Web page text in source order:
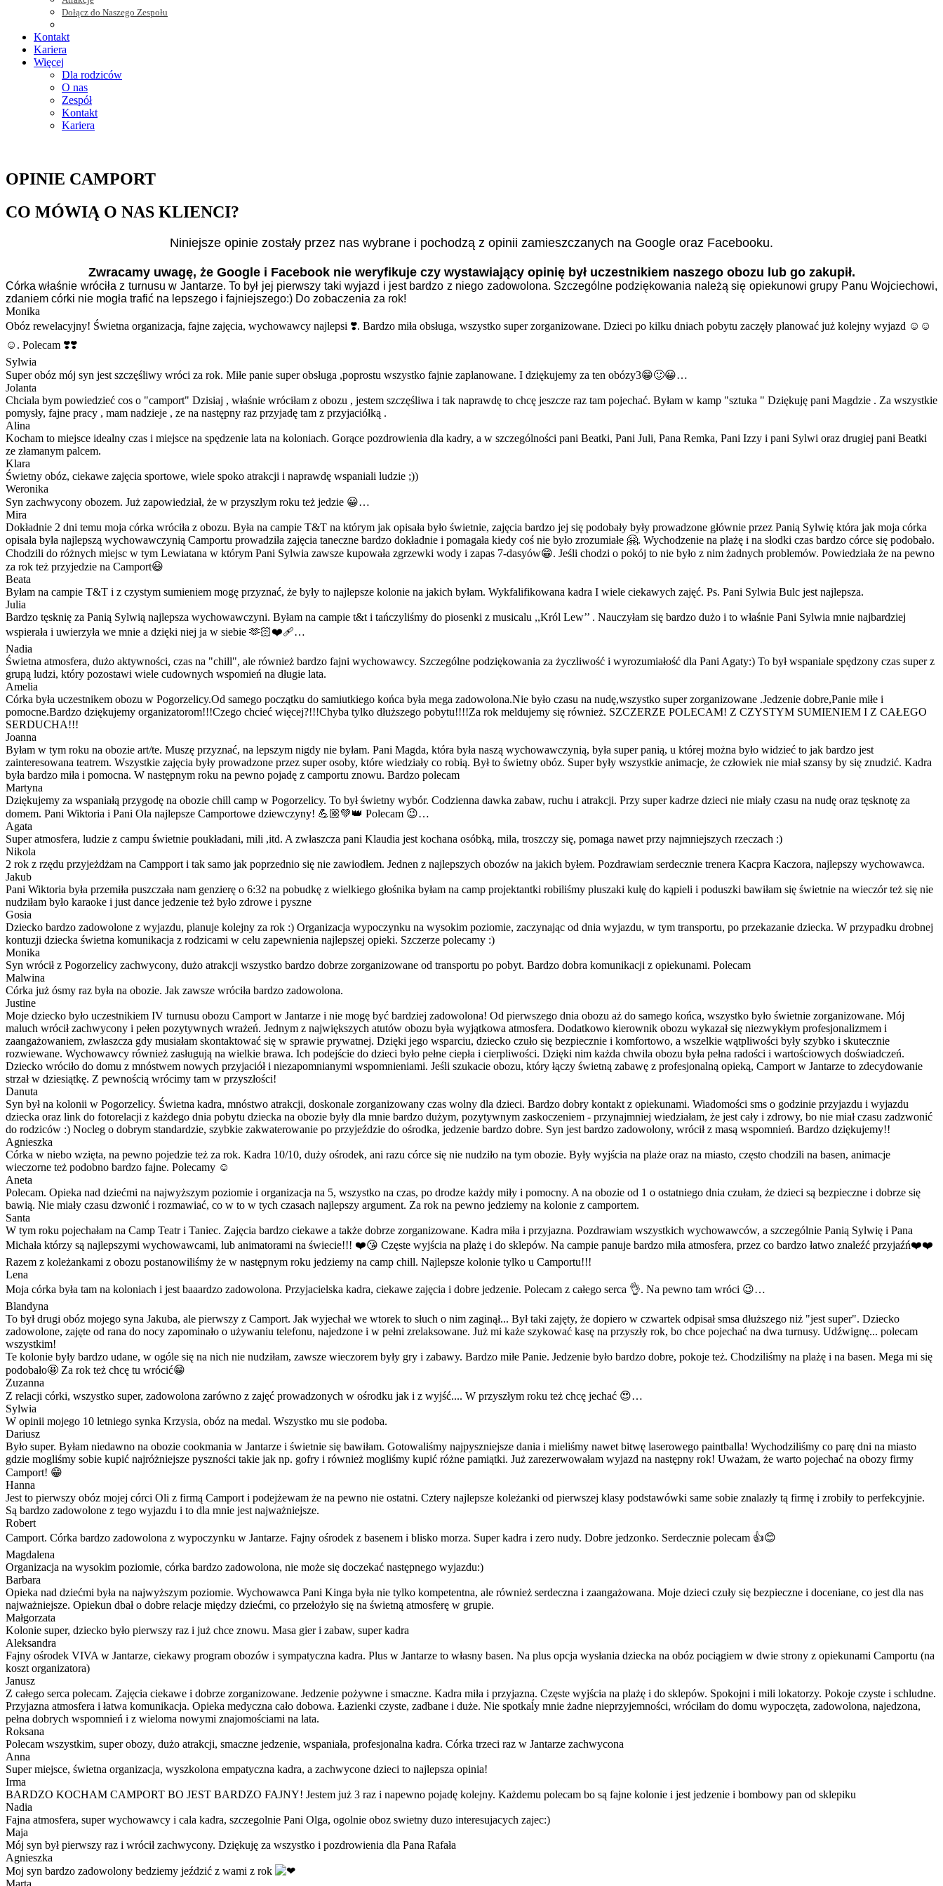
Dołącz do Naszego Zespołu
Kontakt
Kariera
Więcej
Dla rodziców
O nas
Zespół
Kontakt
Kariera
OPINIE CAMPORT
CO MÓWIĄ O NAS KLIENCI?
Niniejsze opinie zostały przez nas wybrane i pochodzą z opinii zamieszczanych na Google oraz Facebooku.
Zwracamy uwagę, że Google i Facebook nie weryfikuje czy wystawiający opinię był uczestnikiem naszego obozu lub go zakupił.
Córka właśnie wróciła z turnusu w Jantarze. To był jej pierwszy taki wyjazd i jest bardzo z niego zadowolona. Szczególne podziękowania należą się opiekunowi grupy Panu Wojciechowi,
zdaniem córki nie mogła trafić na lepszego i fajniejszego:) Do zobaczenia za rok!
Monika
Obóz rewelacyjny! Świetna organizacja, fajne zajęcia, wychowawcy najlepsi ❣️. Bardzo miła obsługa, wszystko super zorganizowane. Dzieci po kilku dniach pobytu zaczęły planować już kolejny wyjazd ☺️☺️
☺️. Polecam ❣️❣️
Sylwia
Super obóz mój syn jest szczęśliwy wróci za rok. Miłe panie super obsługa ,poprostu wszystko fajnie zaplanowane. I dziękujemy za ten obózy3😁🙂😀…
Jolanta
Chciala bym powiedzieć cos o "camport" Dzisiaj , właśnie wróciłam z obozu , jestem szczęśliwa i tak naprawdę to chcę jeszcze raz tam pojechać. Byłam w kamp "sztuka " Dziękuję pani Magdzie . Za wszystkie
pomysły, fajne pracy , mam nadzieje , ze na następny raz przyjadę tam z przyjaciółką .
Alina
Kocham to miejsce idealny czas i miejsce na spędzenie lata na koloniach. Gorące pozdrowienia dla kadry, a w szczególności pani Beatki, Pani Juli, Pana Remka, Pani Izzy i pani Sylwi oraz drugiej pani Beatki
ze złamanym palcem.
Klara
Świetny obóz, ciekawe zajęcia sportowe, wiele spoko atrakcji i naprawdę wspaniali ludzie ;))
Weronika
Syn zachwycony obozem. Już zapowiedział, że w przyszłym roku też jedzie 😀…
Mira
Dokładnie 2 dni temu moja córka wróciła z obozu. Była na campie T&T na którym jak opisała było świetnie, zajęcia bardzo jej się podobały były prowadzone głównie przez Panią Sylwię która jak moja córka
opisała była najlepszą wychowawczynią Camportu prowadziła zajęcia taneczne bardzo dokładnie i pomagała kiedy coś nie było zrozumiałe 🤗. Wychodzenie na plażę i na słodki czas bardzo córce się podobało.
Chodzili do różnych miejsc w tym Lewiatana w którym Pani Sylwia zawsze kupowała zgrzewki wody i zapas 7-dasyów😁. Jeśli chodzi o pokój to nie było z nim żadnych problemów. Powiedziała że na pewno
za rok też przyjedzie na Camport😃
Beata
Byłam na campie T&T i z czystym sumieniem mogę przyznać, że były to najlepsze kolonie na jakich byłam. Wykfalifikowana kadra I wiele ciekawych zajęć. Ps. Pani Sylwia Bulc jest najlepsza.
Julia
Bardzo tęsknię za Panią Sylwią najlepsza wychowawczyni. Byłam na campie t&t i tańczyliśmy do piosenki z musicalu ,,Król Lew’’ . Nauczyłam się bardzo dużo i to właśnie Pani Sylwia mnie najbardziej
wspierała i uwierzyła we mnie a dzięki niej ja w siebie 🫶🏻❤️‍🩹…
Nadia
Świetna atmosfera, dużo aktywności, czas na "chill", ale również bardzo fajni wychowawcy. Szczególne podziękowania za życzliwość i wyrozumiałość dla Pani Agaty:) To był wspaniale spędzony czas super z
grupą ludzi, który pozostawi wiele cudownych wspomień na długie lata.
Amelia
Córka była uczestnikem obozu w Pogorzelicy.Od samego początku do samiutkiego końca była mega zadowolona.Nie było czasu na nudę,wszystko super zorganizowane .Jedzenie dobre,Panie miłe i
pomocne.Bardzo dziękujemy organizatorom!!!Czego chcieć więcej?!!!Chyba tylko dłuższego pobytu!!!!Za rok meldujemy się również. SZCZERZE POLECAM! Z CZYSTYM SUMIENIEM I Z CAŁEGO
SERDUCHA!!!
Joanna
Byłam w tym roku na obozie art/te. Muszę przyznać, na lepszym nigdy nie byłam. Pani Magda, która była naszą wychowawczynią, była super panią, u której można było widzieć to jak bardzo jest
zainteresowana teatrem. Wszystkie zajęcia były prowadzone przez super osoby, które wiedziały co robią. Był to świetny obóz. Super były wszystkie animacje, że człowiek nie miał szansy by się znudzić. Kadra
była bardzo miła i pomocna. W następnym roku na pewno pojadę z camportu znowu. Bardzo polecam
Martyna
Dziękujemy za wspaniałą przygodę na obozie chill camp w Pogorzelicy. To był świetny wybór. Codzienna dawka zabaw, ruchu i atrakcji. Przy super kadrze dzieci nie miały czasu na nudę oraz tęsknotę za
domem. Pani Wiktoria i Pani Ola najlepsze Camportowe dziewczyny! 💪🏼💚👑 Polecam 😉…
Agata
Super atmosfera, ludzie z campu świetnie poukładani, mili ,itd. A zwłaszcza pani Klaudia jest kochana osóbką, mila, troszczy się, pomaga nawet przy najmniejszych rzeczach :)
Nikola
2 rok z rzędu przyjeżdżam na Campport i tak samo jak poprzednio się nie zawiodłem. Jednen z najlepszych obozów na jakich byłem. Pozdrawiam serdecznie trenera Kacpra Kaczora, najlepszy wychowawca.
Jakub
Pani Wiktoria była przemiła puszczała nam genzierę o 6:32 na pobudkę z wielkiego głośnika byłam na camp projektantki robiliśmy pluszaki kulę do kąpieli i poduszki bawiłam się świetnie na wieczór też się nie
nudziłam było karaoke i just dance jedzenie też było zdrowe i pyszne
Gosia
Dziecko bardzo zadowolone z wyjazdu, planuje kolejny za rok :) Organizacja wypoczynku na wysokim poziomie, zaczynając od dnia wyjazdu, w tym transportu, po przekazanie dziecka. W przypadku drobnej
kontuzji dziecka świetna komunikacja z rodzicami w celu zapewnienia najlepszej opieki. Szczerze polecamy :)
Monika
Syn wrócił z Pogorzelicy zachwycony, dużo atrakcji wszystko bardzo dobrze zorganizowane od transportu po pobyt. Bardzo dobra komunikacji z opiekunami. Polecam
Malwina
Córka już ósmy raz była na obozie. Jak zawsze wróciła bardzo zadowolona.
Justine
Moje dziecko było uczestnikiem IV turnusu obozu Camport w Jantarze i nie mogę być bardziej zadowolona! Od pierwszego dnia obozu aż do samego końca, wszystko było świetnie zorganizowane. Mój
maluch wrócił zachwycony i pełen pozytywnych wrażeń. Jednym z największych atutów obozu była wyjątkowa atmosfera. Dodatkowo kierownik obozu wykazał się niezwykłym profesjonalizmem i
zaangażowaniem, zwłaszcza gdy musiałam skontaktować się w sprawie prywatnej. Dzięki jego wsparciu, dziecko czuło się bezpiecznie i komfortowo, a wszelkie wątpliwości były szybko i skutecznie
rozwiewane. Wychowawcy również zasługują na wielkie brawa. Ich podejście do dzieci było pełne ciepła i cierpliwości. Dzięki nim każda chwila obozu była pełna radości i wartościowych doświadczeń.
Dziecko wróciło do domu z mnóstwem nowych przyjaciół i niezapomnianymi wspomnieniami. Jeśli szukacie obozu, który łączy świetną zabawę z profesjonalną opieką, Camport w Jantarze to zdecydowanie
strzał w dziesiątkę. Z pewnością wrócimy tam w przyszłości!
Danuta
Syn był na kolonii w Pogorzelicy. Świetna kadra, mnóstwo atrakcji, doskonale zorganizowany czas wolny dla dzieci. Bardzo dobry kontakt z opiekunami. Wiadomości sms o godzinie przyjazdu i wyjazdu
dziecka oraz link do fotorelacji z każdego dnia pobytu dziecka na obozie były dla mnie bardzo dużym, pozytywnym zaskoczeniem - przynajmniej wiedziałam, że jest cały i zdrowy, bo nie miał czasu zadzwonić
do rodziców :) Nocleg o dobrym standardzie, szybkie zakwaterowanie po przyjeździe do ośrodka, jedzenie bardzo dobre. Syn jest bardzo zadowolony, wrócił z masą wspomnień. Bardzo dziękujemy!!
Agnieszka
Córka w niebo wzięta, na pewno pojedzie też za rok. Kadra 10/10, duży ośrodek, ani razu córce się nie nudziło na tym obozie. Były wyjścia na plaże oraz na miasto, często chodzili na basen, animacje
wieczorne też podobno bardzo fajne. Polecamy ☺️
Aneta
Polecam. Opieka nad dziećmi na najwyższym poziomie i organizacja na 5, wszystko na czas, po drodze każdy miły i pomocny. A na obozie od 1 o ostatniego dnia czułam, że dzieci są bezpieczne i dobrze się
bawią. Nie miały czasu dzwonić i rozmawiać, co w to w tych czasach najlepszy argument. Za rok na pewno jedziemy na kolonie z camportem.
Santa
W tym roku pojechałam na Camp Teatr i Taniec. Zajęcia bardzo ciekawe a także dobrze zorganizowane. Kadra miła i przyjazna. Pozdrawiam wszystkich wychowawców, a szczególnie Panią Sylwię i Pana
Michała którzy są najlepszymi wychowawcami, lub animatorami na świecie!!! ❤️😘 Częste wyjścia na plażę i do sklepów. Na campie panuje bardzo miła atmosfera, przez co bardzo łatwo znaleźć przyjaźń❤️❤️
Razem z koleżankami z obozu postanowiliśmy że w następnym roku jedziemy na camp chill. Najlepsze kolonie tylko u Camportu!!!
Lena
Moja córka była tam na koloniach i jest baaardzo zadowolona. Przyjacielska kadra, ciekawe zajęcia i dobre jedzenie. Polecam z całego serca 👌. Na pewno tam wróci 😉…
Blandyna
To był drugi obóz mojego syna Jakuba, ale pierwszy z Camport. Jak wyjechał we wtorek to słuch o nim zaginął... Był taki zajęty, że dopiero w czwartek odpisał smsa dłuższego niż "jest super". Dziecko
zadowolone, zajęte od rana do nocy zapominało o używaniu telefonu, najedzone i w pełni zrelaksowane. Już mi każe szykować kasę na przyszły rok, bo chce pojechać na dwa turnusy. Udźwignę... polecam
wszystkim!
Te kolonie były bardzo udane, w ogóle się na nich nie nudziłam, zawsze wieczorem były gry i zabawy. Bardzo miłe Panie. Jedzenie było bardzo dobre, pokoje też. Chodziliśmy na plażę i na basen. Mega mi się
podobało🤩 Za rok też chcę tu wrócić😁
Zuzanna
Z relacji córki, wszystko super, zadowolona zarówno z zajęć prowadzonych w ośrodku jak i z wyjść.... W przyszłym roku też chcę jechać 😍…
Sylwia
W opinii mojego 10 letniego synka Krzysia, obóz na medal. Wszystko mu sie podoba.
Dariusz
Było super. Byłam niedawno na obozie cookmania w Jantarze i świetnie się bawiłam. Gotowaliśmy najpyszniejsze dania i mieliśmy nawet bitwę laserowego paintballa! Wychodziliśmy co parę dni na miasto
gdzie mogliśmy sobie kupić najróżniejsze pyszności takie jak np. gofry i również mogliśmy kupić różne pamiątki. Już zarezerwowałam wyjazd na następny rok! Uważam, że warto pojechać na obozy firmy
Camport! 😁
Hanna
Jest to pierwszy obóz mojej córci Oli z firmą Camport i podejżewam że na pewno nie ostatni. Cztery najlepsze koleżanki od pierwszej klasy podstawówki same sobie znalazły tą firmę i zrobiły to perfekcyjnie.
Są bardzo zadowolone z tego wyjazdu i to dla mnie jest najważniejsze.
Robert
Camport. Córka bardzo zadowolona z wypoczynku w Jantarze. Fajny ośrodek z basenem i blisko morza. Super kadra i zero nudy. Dobre jedzonko. Serdecznie polecam 👍😊
Magdalena
Organizacja na wysokim poziomie, córka bardzo zadowolona, nie może się doczekać następnego wyjazdu:)
Barbara
Opieka nad dziećmi była na najwyższym poziomie. Wychowawca Pani Kinga była nie tylko kompetentna, ale również serdeczna i zaangażowana. Moje dzieci czuły się bezpieczne i doceniane, co jest dla nas
najważniejsze. Opiekun dbał o dobre relacje między dziećmi, co przełożyło się na świetną atmosferę w grupie.
Małgorzata
Kolonie super, dziecko było pierwszy raz i już chce znowu. Masa gier i zabaw, super kadra
Aleksandra
Fajny ośrodek VIVA w Jantarze, ciekawy program obozów i sympatyczna kadra. Plus w Jantarze to własny basen. Na plus opcja wysłania dziecka na obóz pociągiem w dwie strony z opiekunami Camportu (na
koszt organizatora)
Janusz
Z całego serca polecam. Zajęcia ciekawe i dobrze zorganizowane. Jedzenie pożywne i smaczne. Kadra miła i przyjazna. Częste wyjścia na plażę i do sklepów. Spokojni i mili lokatorzy. Pokoje czyste i schludne.
Przyjazna atmosfera i łatwa komunikacja. Opieka medyczna cało dobowa. Łazienki czyste, zadbane i duże. Nie spotkaĺy mnie żadne nieprzyjemności, wróciłam do domu wypoczęta, zadowolona, najedzona,
pełna dobrych wspomnień i z wieloma nowymi znajomościami na lata.
Roksana
Polecam wszystkim, super obozy, dużo atrakcji, smaczne jedzenie, wspaniała, profesjonalna kadra. Córka trzeci raz w Jantarze zachwycona
Anna
Super miejsce, świetna organizacja, wyszkolona empatyczna kadra, a zachwycone dzieci to najlepsza opinia!
Irma
BARDZO KOCHAM CAMPORT BO JEST BARDZO FAJNY! Jestem już 3 raz i napewno pojadę kolejny. Każdemu polecam bo są fajne kolonie i jest jedzenie i bombowy pan od sklepiku
Nadia
Fajna atmosfera, super wychowawcy i cala kadra, szczegolnie Pani Olga, ogolnie oboz swietny duzo interesujacych zajec:)
Maja
Mój syn był pierwszy raz i wrócił zachwycony. Dziękuję za wszystko i pozdrowienia dla Pana Rafała
Agnieszka
Moj syn bardzo zadowolony bedziemy jeździć z wami z rok
Marta